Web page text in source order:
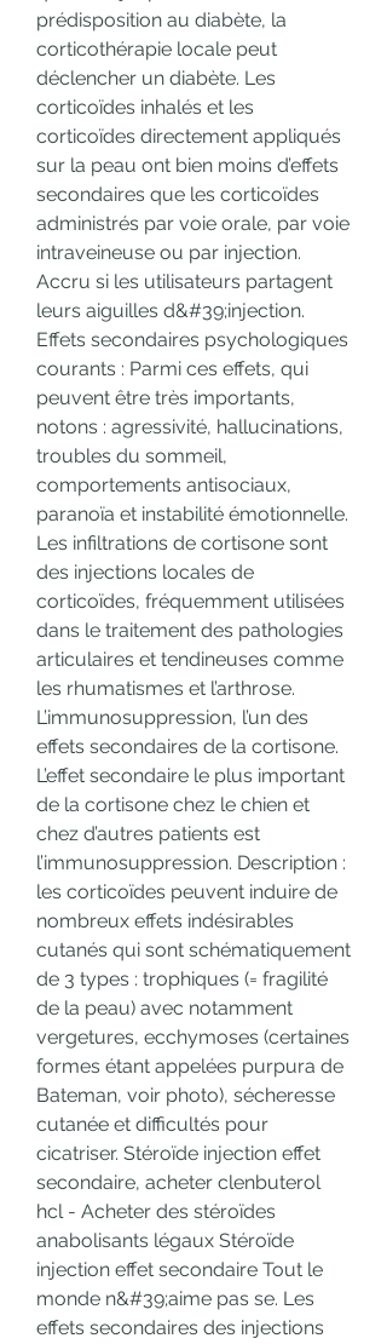
prédisposition au diabète, la
corticothérapie locale peut
déclencher un diabète. Les
corticoïdes inhalés et les
corticoïdes directement appliqués
sur la peau ont bien moins d’effets
secondaires que les corticoïdes
administrés par voie orale, par voie
intraveineuse ou par injection.
Accru si les utilisateurs partagent
leurs aiguilles d&#39;injection.
Effets secondaires psychologiques
courants : Parmi ces effets, qui
peuvent être très importants,
notons : agressivité, hallucinations,
troubles du sommeil,
comportements antisociaux,
paranoïa et instabilité émotionnelle.
Les infiltrations de cortisone sont
des injections locales de
corticoïdes, fréquemment utilisées
dans le traitement des pathologies
articulaires et tendineuses comme
les rhumatismes et l’arthrose.
L’immunosuppression, l’un des
effets secondaires de la cortisone.
L’effet secondaire le plus important
de la cortisone chez le chien et
chez d’autres patients est
l’immunosuppression. Description :
les corticoïdes peuvent induire de
nombreux effets indésirables
cutanés qui sont schématiquement
de 3 types : trophiques (= fragilité
de la peau) avec notamment
vergetures, ecchymoses (certaines
formes étant appelées purpura de
Bateman, voir photo), sécheresse
cutanée et difficultés pour
cicatriser. Stéroïde injection effet
secondaire, acheter clenbuterol
hcl - Acheter des stéroïdes
anabolisants légaux Stéroïde
injection effet secondaire Tout le
monde n&#39;aime pas se. Les
effets secondaires des injections